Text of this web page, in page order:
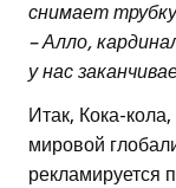
снимает
– Алло,
у нас
Итак, Кока-
мировой
рекламируется